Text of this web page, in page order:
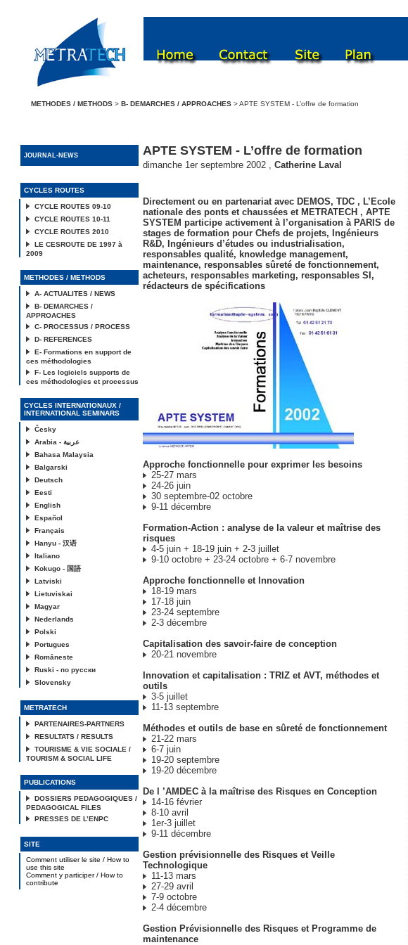
METHODES / METHODS > B- DEMARCHES / APPROACHES > APTE SYSTEM - L’offre de formation
JOURNAL-NEWS
CYCLES ROUTES
CYCLE ROUTES 09-10
CYCLE ROUTES 10-11
CYCLE ROUTES 2010
LE CESROUTE DE 1997 à
2009
METHODES / METHODS
A- ACTUALITES / NEWS
B- DEMARCHES /
APPROACHES
C- PROCESSUS / PROCESS
D- REFERENCES
E- Formations en support de
ces méthodologies
F- Les logiciels supports de
ces méthodologies et processus
CYCLES INTERNATIONAUX /
INTERNATIONAL SEMINARS
Česky
Arabia - عربية
Bahasa Malaysia
Balgarski
Deutsch
Eesti
English
Español
Français
Hanyu - 汉语
Italiano
Kokugo - 国語
Latviski
Lietuviskai
Magyar
Nederlands
Polski
Portugues
Româneste
Ruski - по русски
Slovensky
METRATECH
PARTENAIRES-PARTNERS
RESULTATS / RESULTS
TOURISME & VIE SOCIALE /
TOURISM & SOCIAL LIFE
PUBLICATIONS
DOSSIERS PEDAGOGIQUES /
PEDAGOGICAL FILES
PRESSES DE L’ENPC
SITE
Comment utiliser le site / How to
use this site
Comment y participer / How to
contribute
APTE SYSTEM - L’offre de formation
dimanche 1er septembre 2002 , Catherine Laval
Directement ou en partenariat avec DEMOS, TDC , L’Ecole
nationale des ponts et chaussées et METRATECH , APTE
SYSTEM participe activement à l’organisation à PARIS de
stages de formation pour Chefs de projets, Ingénieurs
R&D, Ingénieurs d’études ou industrialisation,
responsables qualité, knowledge management,
maintenance, responsables sûreté de fonctionnement,
acheteurs, responsables marketing, responsables SI,
rédacteurs de spécifications
Approche fonctionnelle pour exprimer les besoins
25-27 mars
24-26 juin
30 septembre-02 octobre
9-11 décembre
Formation-Action : analyse de la valeur et maîtrise des
risques
4-5 juin + 18-19 juin + 2-3 juillet
9-10 octobre + 23-24 octobre + 6-7 novembre
Approche fonctionnelle et Innovation
18-19 mars
17-18 juin
23-24 septembre
2-3 décembre
Capitalisation des savoir-faire de conception
20-21 novembre
Innovation et capitalisation : TRIZ et AVT, méthodes et
outils
3-5 juillet
11-13 septembre
Méthodes et outils de base en sûreté de fonctionnement
21-22 mars
6-7 juin
19-20 septembre
19-20 décembre
De l ’AMDEC à la maîtrise des Risques en Conception
14-16 février
8-10 avril
1er-3 juillet
9-11 décembre
Gestion prévisionnelle des Risques et Veille
Technologique
11-13 mars
27-29 avril
7-9 octobre
2-4 décembre
Gestion Prévisionnelle des Risques et Programme de
maintenance